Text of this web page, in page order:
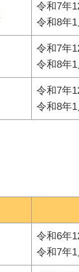
令和7年
令和8年1
令和7年
令和8年1
令和7年
令和8年1
令和6年
令和7年1